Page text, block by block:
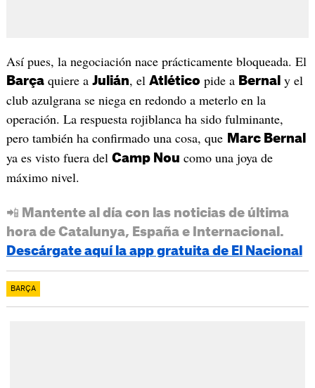
Así pues, la negociación nace prácticamente bloqueada. El
Barçaquiere a Julián, el Atlético pide a Bernal y el
club azulgrana se niega en redondo a meterlo en la
operación. La respuesta rojiblanca ha sido fulminante,
pero también ha confirmado una cosa, que Marc Bernal
ya es visto fuera del Camp Nou como una joya de
máximo nivel.
📲 Mantente al día con las noticias de última
hora de Catalunya, España e Internacional.
Descárgate aquí la app gratuita de El Nacional
BARÇA